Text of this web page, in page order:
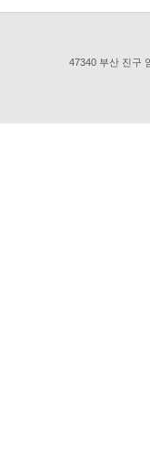
47340 부산 진구